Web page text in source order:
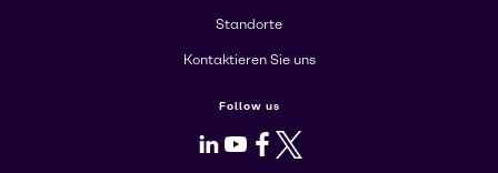
Standorte
Kontaktieren Sie uns
Follow us
LinkedIn
Youtube
Facebook
X